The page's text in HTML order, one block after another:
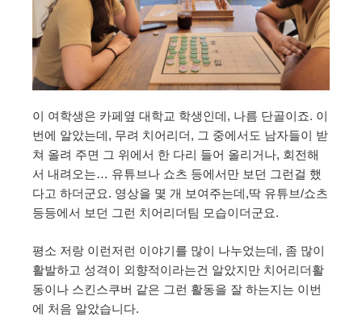
이 여학생은 카페옆 대학교 학생인데, 나름 단골이죠. 이
번에 알았는데, 무려 치어리더, 그 중에서도 남자들이 받
쳐 올려 주면 그 위에서 한 다리 들어 올리거나, 회전해
서 내려오는… 유튜브나 쇼츠 등에서만 보던 그런걸 했
다고 하더군요. 영상을 몇 개 보여주는데,딱 유튜브/쇼츠
등등에서 보던 그런 치어리더팀 모습이더군요.
평소 저랑 이런저런 이야기를 많이 나누었는데, 좀 많이
활발하고 성격이 외향적이라는건 알았지만 치어리더활
동이나 스킨스쿠버 같은 그런 활동을 잘 하는지는 이번
에 처음 알았습니다.